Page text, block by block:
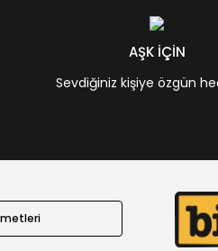
AŞK İÇİN
Sevdiğiniz kişiye özgün